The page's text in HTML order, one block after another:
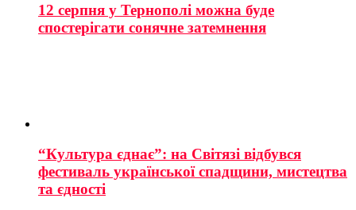
12 серпня у Тернополі можна буде
спостерігати сонячне затемнення
“Культура єднає”: на Світязі відбувся
фестиваль української спадщини, мистецтва
та єдності